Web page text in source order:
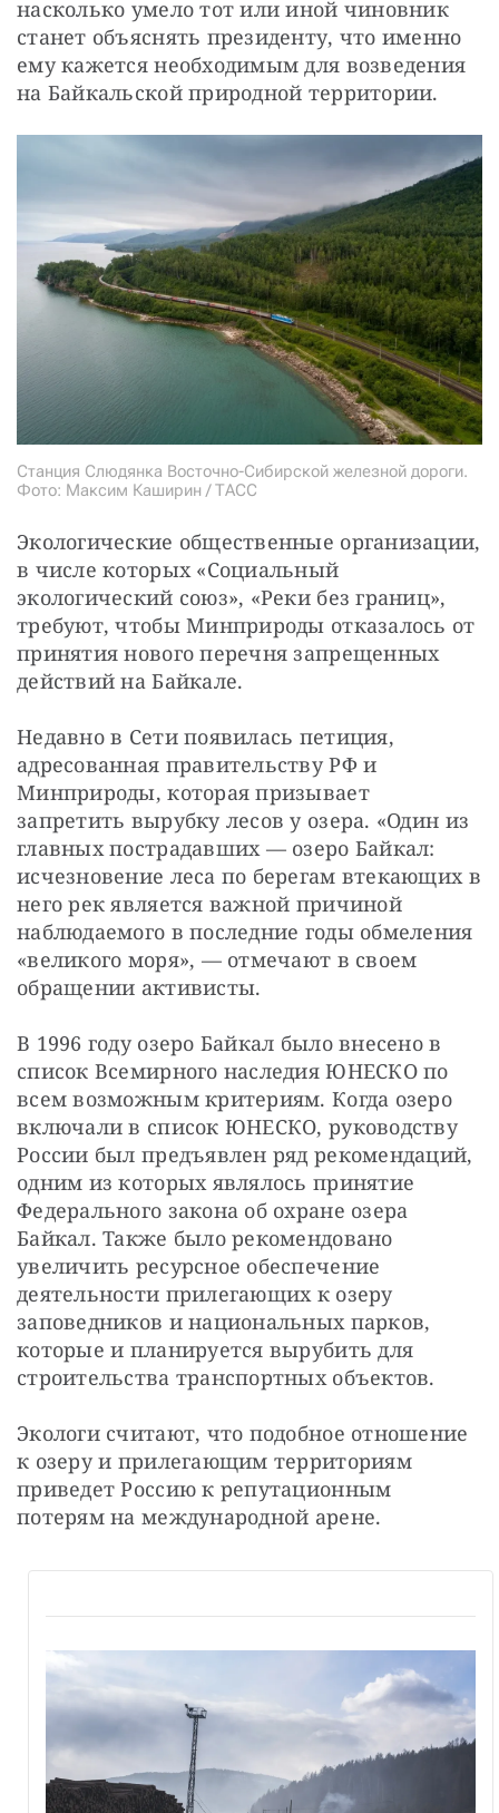
насколько умело тот или иной чиновник
станет объяснять президенту, что именно
ему кажется необходимым для возведения
на Байкальской природной территории.
Станция Слюдянка Восточно-Сибирской железной дороги.
Фото: Максим Каширин / ТАСС
Экологические общественные организации,
в числе которых «Социальный
экологический союз», «Реки без границ»,
требуют, чтобы Минприроды отказалось от
принятия нового перечня запрещенных
действий на Байкале.
Недавно в Сети появилась петиция,
адресованная правительству РФ и
Минприроды, которая призывает
запретить вырубку лесов у озера. «Один из
главных пострадавших — озеро Байкал:
исчезновение леса по берегам втекающих в
него рек является важной причиной
наблюдаемого в последние годы обмеления
«великого моря», — отмечают в своем
обращении активисты.
В 1996 году озеро Байкал было внесено в
список Всемирного наследия ЮНЕСКО по
всем возможным критериям. Когда озеро
включали в список ЮНЕСКО, руководству
России был предъявлен ряд рекомендаций,
одним из которых являлось принятие
Федерального закона об охране озера
Байкал. Также было рекомендовано
увеличить ресурсное обеспечение
деятельности прилегающих к озеру
заповедников и национальных парков,
которые и планируется вырубить для
строительства транспортных объектов.
Экологи считают, что подобное отношение
к озеру и прилегающим территориям
приведет Россию к репутационным
потерям на международной арене.